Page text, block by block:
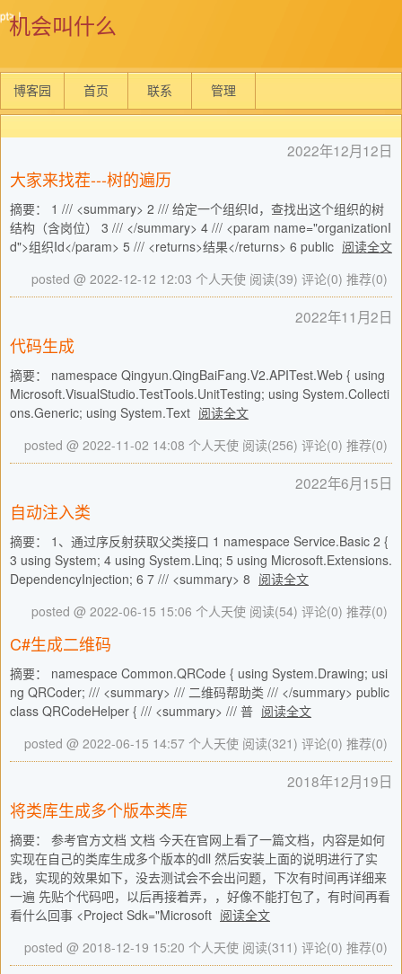
机会叫什么
博客园 首页 联系 管理
2022年12月12日
大家来找茬---树的遍历
摘要： 1 /// <summary> 2 /// 给定一个组织Id，查找出这个组织的树
结构（含岗位） 3 /// </summary> 4 /// <param name="organizationI
d">组织Id</param> 5 /// <returns>结果</returns> 6 public 阅读全文
posted @ 2022-12-12 12:03 个人天使 阅读(39) 评论(0) 推荐(0)
2022年11月2日
代码生成
摘要： namespace Qingyun.QingBaiFang.V2.APITest.Web { using
Microsoft.VisualStudio.TestTools.UnitTesting; using System.Collecti
ons.Generic; using System.Text 阅读全文
posted @ 2022-11-02 14:08 个人天使 阅读(256) 评论(0) 推荐(0)
2022年6月15日
自动注入类
摘要： 1、通过序反射获取父类接口 1 namespace Service.Basic 2 {
3 using System; 4 using System.Linq; 5 using Microsoft.Extensions.
DependencyInjection; 6 7 /// <summary> 8 阅读全文
posted @ 2022-06-15 15:06 个人天使 阅读(54) 评论(0) 推荐(0)
C#生成二维码
摘要： namespace Common.QRCode { using System.Drawing; usi
ng QRCoder; /// <summary> /// 二维码帮助类 /// </summary> public
class QRCodeHelper { /// <summary> /// 普 阅读全文
posted @ 2022-06-15 14:57 个人天使 阅读(321) 评论(0) 推荐(0)
2018年12月19日
将类库生成多个版本类库
摘要： 参考官方文档 文档 今天在官网上看了一篇文档，内容是如何
实现在自己的类库生成多个版本的dll 然后安装上面的说明进行了实
践，实现的效果如下，没去测试会不会出问题，下次有时间再详细来
一遍 先贴个代码吧，以后再接着弄，，好像不能打包了，有时间再看
看什么回事 <Project Sdk="Microsoft 阅读全文
posted @ 2018-12-19 15:20 个人天使 阅读(311) 评论(0) 推荐(0)